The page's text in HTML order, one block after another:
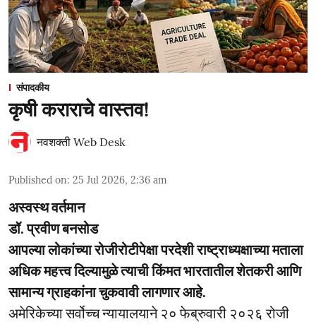
संपादकीय
कृषी कराराचे वास्तव!
नवशक्ती Web Desk
Published on: 25 Jul 2026, 2:36 am
अस्वस्थ वर्तमान
डॉ. प्रवीण बनसोड
आपल्या लोकांच्या रोजीरोटीपेक्षा परदेशी राष्ट्राध्यक्षाच्या मताला
अधिक महत्त्व दिल्यामुळे त्याची किंमत भारतातील शेतकरी आणि
सामान्य ग्राहकांना चुकवावी लागणार आहे.
अमेरिकेच्या सर्वोच्च न्यायालयाने २० फेब्रुवारी २०२६ रोजी